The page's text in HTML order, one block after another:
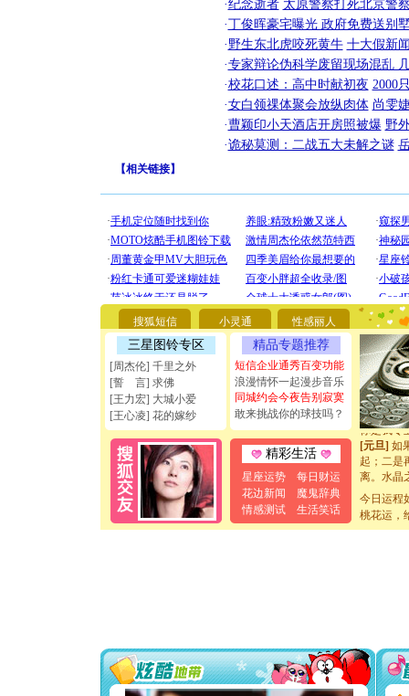
·纪念逝者 太原警察打死北京警
·丁俊晖豪宅曝光 政府免费送别
·野生东北虎咬死黄牛 十大假新
·专家辩论伪科学废留现场混乱
·校花口述：高中时献初夜 2000
·女白领祼体聚会放纵肉体 尚雯
·曹颖印小天酒店开房照被爆 野
·诡秘莫测：二战五大未解之谜
【相关链接】
搜狐短信 小灵通 性感丽人
三星图铃专区
[周杰伦] 千里之外
[誓 言] 求佛
[王力宏] 大城小爱
[王心凌] 花的嫁纱
精品专题推荐
短信企业通秀百变功能
浪漫情怀一起漫步音乐
同城约会今夜告别寂寞
敢来挑战你的球技吗？
精彩生活
星座运势
每日财运
花边新闻
魔鬼辞典
情感测试
生活笑话
[圣诞节]
你太多
要平安
[圣诞节]
能正大光
天都要快
[圣诞节]
如意,快
[元旦]看
断电。爱
你是我专
[元旦] 如
起；二是
离。水晶
[元旦] 当
泣，这痛
卖了。水
[春节]风
要平安！
[圣诞节]
能正大光
今日运程
桃花运，